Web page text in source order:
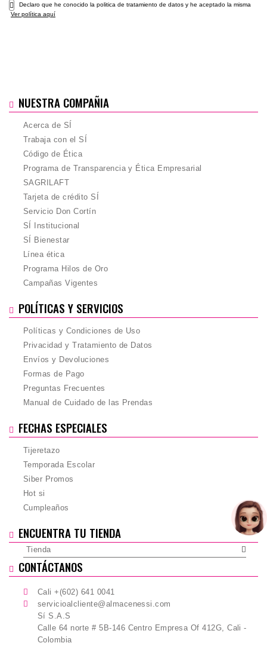
Declaro que he conocido la politica de tratamiento de datos y he aceptado la misma
Ver política aquí
NUESTRA COMPAÑIA
Acerca de SÍ
Trabaja con el SÍ
Código de Ética
Programa de Transparencia y Ética Empresarial
SAGRILAFT
Tarjeta de crédito SÍ
Servicio Don Cortín
SÍ Institucional
SÍ Bienestar
Línea ética
Programa Hilos de Oro
Campañas Vigentes
POLÍTICAS Y SERVICIOS
Políticas y Condiciones de Uso
Privacidad y Tratamiento de Datos
Envíos y Devoluciones
Formas de Pago
Preguntas Frecuentes
Manual de Cuidado de las Prendas
FECHAS ESPECIALES
Tijeretazo
Temporada Escolar
Siber Promos
Hot si
Cumpleaños
ENCUENTRA TU TIENDA
Tienda
CONTÁCTANOS
Cali +(602) 641 0041
servicioalcliente@almacenessi.com
Sí S.A.S
Calle 64 norte # 5B-146 Centro Empresa Of 412G, Cali -
Colombia